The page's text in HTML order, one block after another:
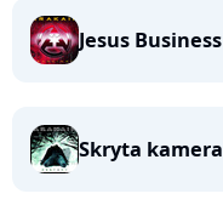
Jesus Business
Skryta kamera